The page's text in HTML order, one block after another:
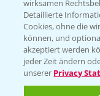
wirksamen
Detaillierte
Cookies, ohne die
können, und
akzeptiert werden
jeder Zeit ändern
unserer Privacy